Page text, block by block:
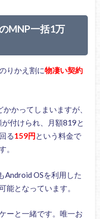
MNP一括1万
りかえ割に物凄い契約
かってしまいますが、
付けられ、月額819と
る159円という料金で
。
Android OSを利用した
能となっています。
ーと一緒です。唯一お